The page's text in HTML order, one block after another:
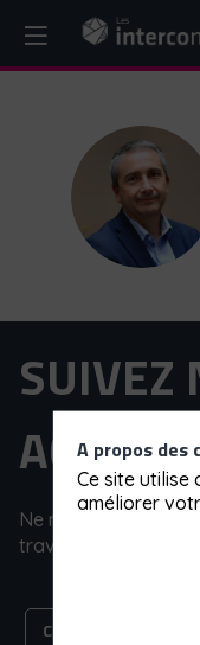
CL
SUIVEZ
Ne manquez pas
travaux.
CONSENTEMENT
A propos des
Ce site utilise
améliorer